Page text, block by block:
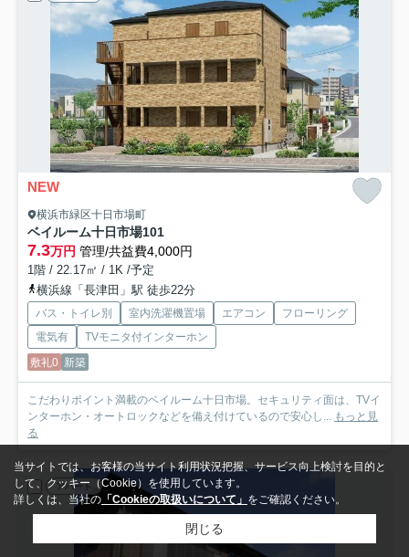
NEW
横浜市緑区十日市場町
ベイルーム十日市場101
7.3万円 管理/共益費4,000円
1階 / 22.17㎡ / 1K /予定
横浜線「長津田」駅 徒歩22分
バス・トイレ別 室内洗濯機置場 エアコン
フローリング
電気有
TVモニタ付インターホン
敷礼0 新築
こだわりポイント満載のベイルーム十日市場。セキュリティ面は、TVイ
ンターホン・オートロックなどを備え付けているので安心し... もっと見
る
アパート
当サイトでは、お客様の当サイト利用状況把握、サービス向上検討を目的と
して、クッキー（Cookie）を使用しています。
詳しくは、当社の 「Cookieの取扱いについて」 をご確認ください。
閉じる